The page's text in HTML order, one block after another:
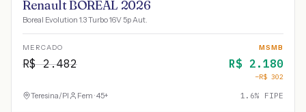
Renault BOREAL 2026
Boreal Evolution 1.3 Turbo 16V 5p Aut.
MERCADO
R$2.482
MSMB
R$ 2.180
−R$ 302
Teresina/PI Fem · 45+ 1.6% FIPE